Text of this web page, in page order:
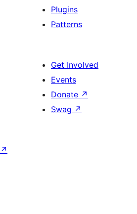
Plugins
Patterns
Get Involved
Events
Donate ↗
Swag ↗
↗